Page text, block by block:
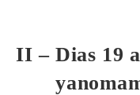
II – Dias 19